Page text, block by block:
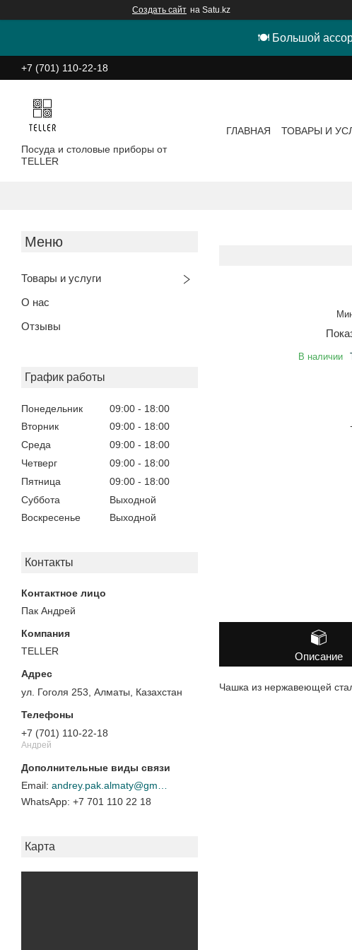
Создать сайт на Satu.kz
🍽 Большой
+7 (701) 110-22-18
Посуда и столовые приборы от
TELLER
ГЛАВНАЯ ТОВАРЫ И
Товары и услуги
О нас
Отзывы
График работы
Понедельник 09:00
18:00
Вторник
09:00
18:00
Среда
09:00
18:00
Четверг
09:00
18:00
Пятница
09:00
18:00
Суббота
Выходной
Воскресенье
Выходной
Контакты
Пак Андрей
TELLER
ул. Гоголя 253, Алматы, Казахстан
+7 (701) 110-22-18
Андрей
+7 701 110 22 18
Карта
В наличии
Описание
Чашка из нержавеющей